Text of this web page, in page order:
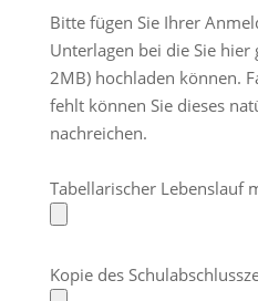
Bitte fügen Sie Ihrer
Unterlagen bei die Sie hier
2MB) hochladen können.
fehlt können Sie dieses
nachreichen.
Tabellarischer Lebenslauf
Kopie des